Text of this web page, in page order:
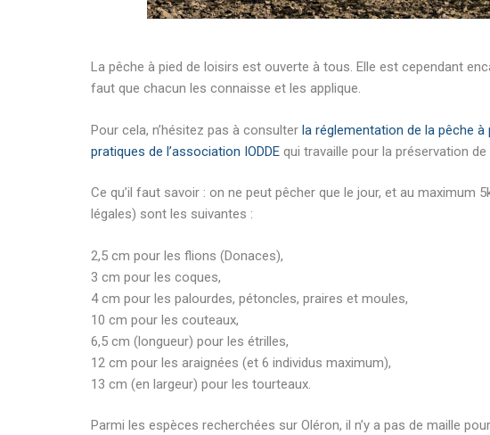
La pêche à pied de loisirs est ouverte à tous. Elle est cependant
faut que chacun les connaisse et les applique.
Pour cela, n’hésitez pas à consulter la réglementation de la pêche à
pratiques de l’association IODDE qui travaille pour la préservation de
Ce qu’il faut savoir : on ne peut pêcher que le jour, et au maximum
légales) sont les suivantes :
2,5 cm pour les flions (Donaces),
3 cm pour les coques,
4 cm pour les palourdes, pétoncles, praires et moules,
10 cm pour les couteaux,
6,5 cm (longueur) pour les étrilles,
12 cm pour les araignées (et 6 individus maximum),
13 cm (en largeur) pour les tourteaux.
Parmi les espèces recherchées sur Oléron, il n’y a pas de maille